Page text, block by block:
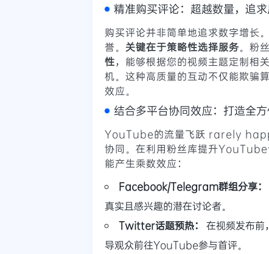
精准购买评论：超越数量，追
购买评论并非简单地追求数字增长
誉。 关键在于策略性选择服务。粉
性，能够根据您的视频主题定制相
机。这种高质量的互动不仅能欺骗
效应。
结合多平台协同效应：打造全
YouTube的流量飞跃 rarely
协同。在利用粉丝库提升YouTube
能产生乘数效应：
Facebook/Telegram群组分享：
真实且感兴趣的潜在讨论者。
Twitter话题预热：
在视频发布
导观众前往YouTube参与首评。